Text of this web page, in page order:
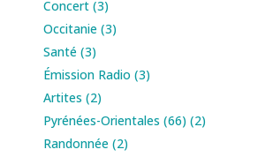
Concert (3)
Occitanie (3)
Santé (3)
Émission Radio (3)
Artites (2)
Pyrénées-Orientales (66) (2)
Randonnée (2)